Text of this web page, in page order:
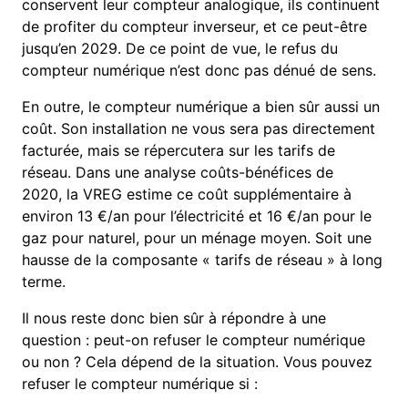
conservent leur compteur analogique, ils continuent
de profiter du compteur inverseur, et ce peut-être
jusqu’en 2029. De ce point de vue, le refus du
compteur numérique n’est donc pas dénué de sens.
En outre, le compteur numérique a bien sûr aussi un
coût. Son installation ne vous sera pas directement
facturée, mais se répercutera sur les tarifs de
réseau. Dans une analyse coûts-bénéfices de
2020, la VREG estime ce coût supplémentaire à
environ 13 €/an pour l’électricité et 16 €/an pour le
gaz pour naturel, pour un ménage moyen. Soit une
hausse de la composante « tarifs de réseau » à long
terme.
Il nous reste donc bien sûr à répondre à une
question : peut-on refuser le compteur numérique
ou non ? Cela dépend de la situation. Vous pouvez
refuser le compteur numérique si :